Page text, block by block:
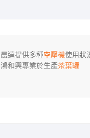
晨達提供多種空壓機使用狀
鴻和興專業於生產茶葉罐